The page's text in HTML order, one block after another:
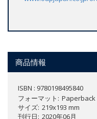
商品情報
ISBN : 9780198495840
フォーマット
Paperback
サイズ 219x193 mm
刊行日 2020年06月